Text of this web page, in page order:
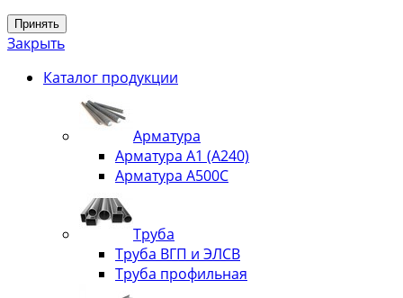
Принять
Закрыть
Каталог продукции
Арматура
Арматура А1 (А240)
Арматура А500С
Труба
Труба ВГП и ЭЛСВ
Труба профильная